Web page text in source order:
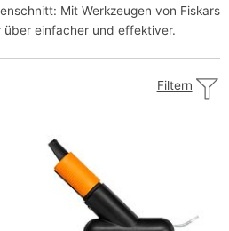
Mit Werkzeugen von Fiskars
einfacher und effektiver.
Filtern